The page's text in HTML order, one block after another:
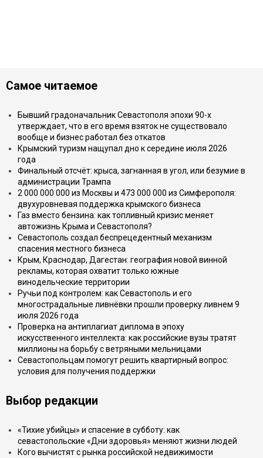
Самое читаемое
Бывший градоначальник Севастополя эпохи 90-х
утверждает, что в его время взяток не существовало
вообще и бизнес работал без откатов
Крымский туризм нащупал дно к середине июля 2026
года
Финальный отсчёт: крыса, загнанная в угол, или безумие в
администрации Трампа
2 000 000 000 из Москвы и 473 000 000 из Симферополя:
двухуровневая поддержка крымского бизнеса
Газ вместо бензина: как топливный кризис меняет
автожизнь Крыма и Севастополя?
Севастополь создал беспрецедентный механизм
спасения местного бизнеса
Крым, Краснодар, Дагестан: география новой винной
рекламы, которая охватит только южные
винодельческие территории
Ручьи под контролем: как Севастополь и его
многострадальные ливнёвки прошли проверку ливнем 9
июля 2026 года
Проверка на антиплагиат диплома в эпоху
искусственного интеллекта: как российские вузы тратят
миллионы на борьбу с ветряными мельницами
Севастопольцам помогут решить квартирный вопрос:
условия для получения поддержки
Выбор редакции
«Тихие убийцы» и спасение в субботу: как
севастопольские «Дни здоровья» меняют жизни людей
Кого вычистят с рынка российской недвижимости